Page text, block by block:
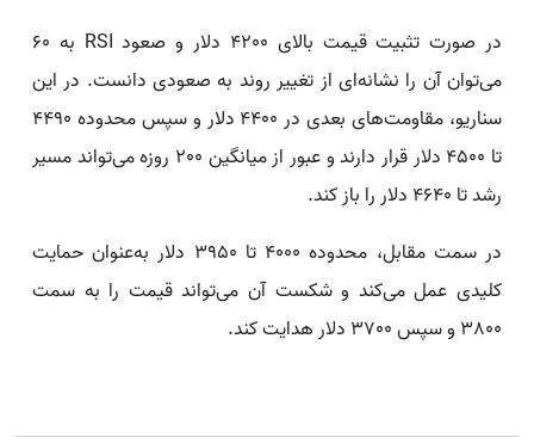
در صورت تثبیت قیمت بالای 4200 دلار و صعود RSI به 60
می‌توان آن را نشانه‌ای از تغییر روند به صعودی دانست. در این
سناریو، مقاومت‌های بعدی در 4400 دلار و سپس محدوده 4490
تا 4500 دلار قرار دارند و عبور از میانگین 200 روزه می‌تواند مسیر
رشد تا 4640 دلار را باز کند.
در سمت مقابل، محدوده 4000 تا 3950 دلار به‌عنوان حمایت
کلیدی عمل می‌کند و شکست آن می‌تواند قیمت را به سمت
3800 و سپس 3700 دلار هدایت کند.